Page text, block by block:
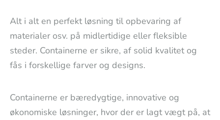
Alt i alt en perfekt løsning til opbevaring af
materialer osv. på midlertidige eller fleksible
steder. Containerne er sikre, af solid kvalitet og
fås i forskellige farver og designs.
Containerne er bæredygtige, innovative og
økonomiske løsninger, hvor der er lagt vægt på, at